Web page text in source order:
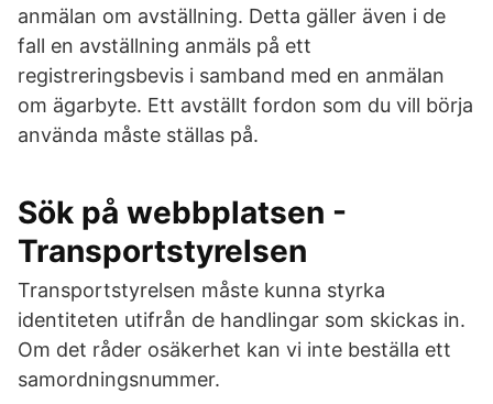
anmälan om avställning. Detta gäller även i de
fall en avställning anmäls på ett
registreringsbevis i samband med en anmälan
om ägarbyte. Ett avställt fordon som du vill börja
använda måste ställas på.
Sök på webbplatsen -
Transportstyrelsen
Transportstyrelsen måste kunna styrka
identiteten utifrån de handlingar som skickas in.
Om det råder osäkerhet kan vi inte beställa ett
samordningsnummer.